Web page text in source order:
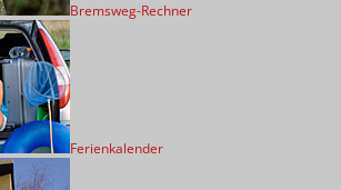
Bremsweg-Rechner
Ferienkalender